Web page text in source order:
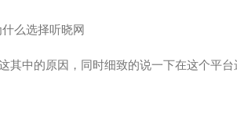
其中的原因，同时细致的说一下在这个平台